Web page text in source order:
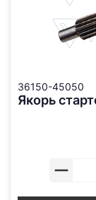
36150-45050
Якорь